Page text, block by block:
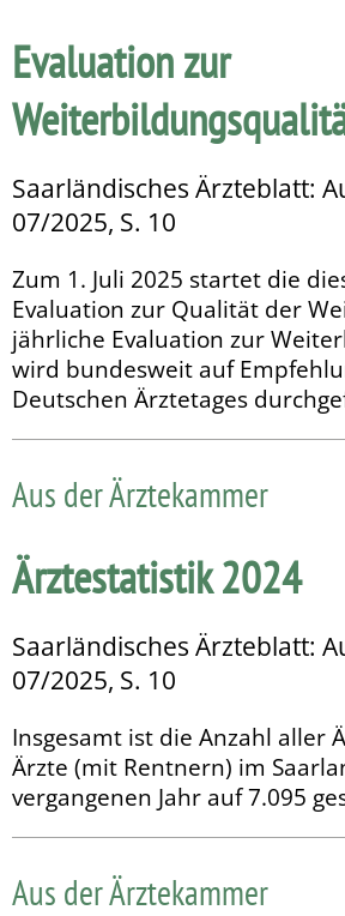
Evaluation zur
Saarländisches Ärzteblatt:
07/2025, S. 10
Zum 1. Juli 2025 startet die
Evaluation zur Qualität der
jährliche Evaluation zur
wird bundesweit auf
Deutschen Ärztetages
Aus der Ärztekammer
Ärztestatistik 2024
Saarländisches Ärzteblatt:
07/2025, S. 10
Insgesamt ist die Anzahl aller
Ärzte (mit Rentnern) im
vergangenen Jahr auf 7.095
Aus der Ärztekammer